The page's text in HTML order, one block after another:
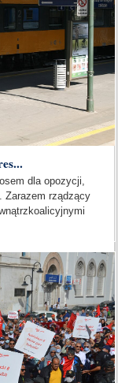
dla opozycji,
Zarazem rządzący